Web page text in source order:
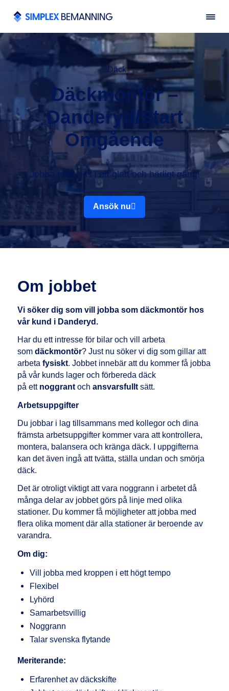
Däck
Däckmontör –
Danderyd/Start
Omgående
Jobba med oss i ett glatt och härligt gäng!
Ansök nu
Om jobbet
Vi söker dig som vill jobba som däckmontör hos
vår kund i Danderyd.
Har du ett intresse för bilar och vill arbeta
som däckmontör? Just nu söker vi dig som gillar att
arbeta fysiskt. Jobbet innebär att du kommer få jobba
på vår kunds lager och förbereda däck
på ett noggrantoch ansvarsfulltsätt.
Arbetsuppgifter
Du jobbar i lag tillsammans med kollegor och dina
främsta arbetsuppgifter kommer vara att kontrollera,
montera, balansera och kränga däck. I uppgifterna
kan det även ingå att tvätta, ställa undan och smörja
däck.
Det är otroligt viktigt att vara noggrann i arbetet då
många delar av jobbet görs på linje med olika
stationer. Du kommer få möjligheter att jobba med
flera olika moment där alla stationer är beroende av
varandra.
Om dig:
Vill jobba med kroppen i ett högt tempo
Flexibel
Lyhörd
Samarbetsvillig
Noggrann
Talar svenska flytande
Meriterande:
Erfarenhet av däckskifte